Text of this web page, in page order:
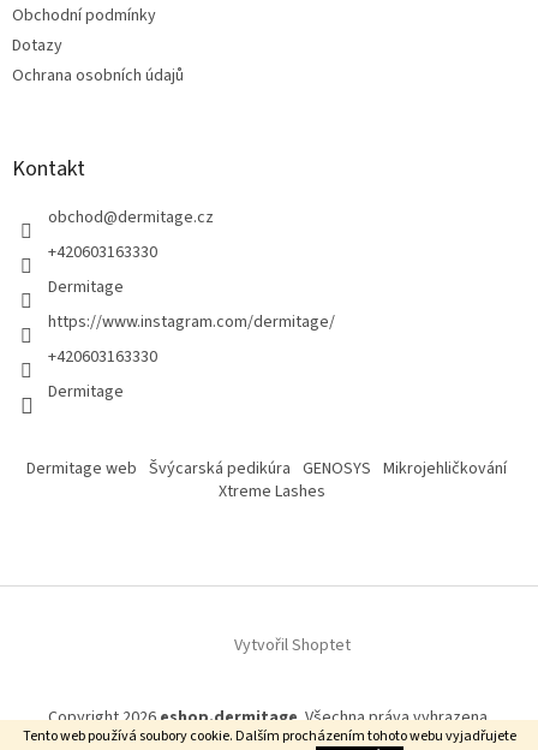
Tento web používá soubory cookie. Dalším procházením tohoto webu vyjadřujete
Obchodní podmínky
Dotazy
Ochrana osobních údajů
Kontakt
obchod@dermitage.cz
+420603163330
Dermitage
https://www.instagram.com/dermitage/
+420603163330
Dermitage
Dermitage web Švýcarská pedikúra GENOSYS Mikrojehličkování
Xtreme Lashes
Vytvořil Shoptet
Copyright 2026eshop.dermitage. Všechna práva vyhrazena.